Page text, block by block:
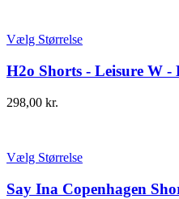
Vælg Størrelse
H2o Shorts - Leisure W -
298,00 kr.
Vælg Størrelse
Say Ina Copenhagen